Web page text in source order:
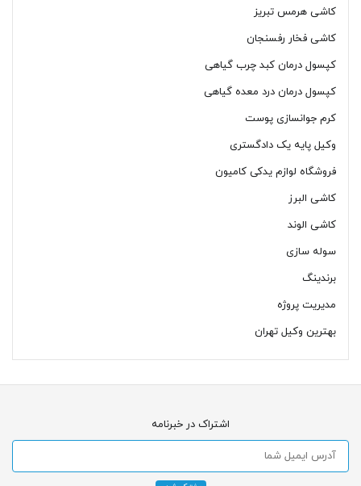
کاشی هرمس تبریز
کاشی فخار رفسنجان
کپسول درمان کبد چرب گیاهی
کپسول درمان درد معده گیاهی
کرم جوانسازی پوست
وکیل پایه یک دادگستری
فروشگاه لوازم یدکی کامیون
کاشی البرز
کاشی الوند
سوله سازی
برندینگ
مدیریت پروژه
بهترین وکیل تهران
اشتراک در خبرنامه